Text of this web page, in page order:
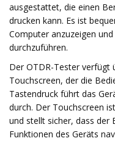
ausgestattet, die einen
drucken kann. Es ist
Computer anzuzeigen
durchzuführen.
Der OTDR-Tester verfügt
Touchscreen, der die
Tastendruck führt das
durch. Der Touchscreen
und stellt sicher, dass der
Funktionen des Geräts